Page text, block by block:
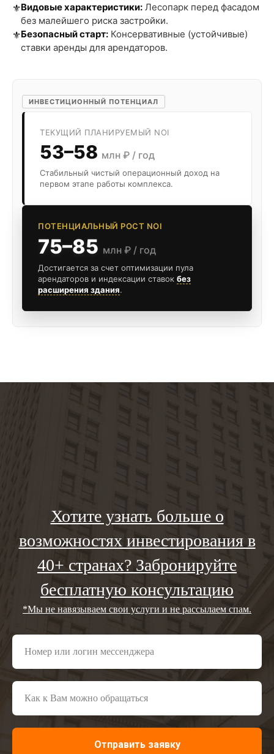
⚜️Видовые характеристики: Лесопарк перед фасадом
без малейшего риска застройки.
⚜️Безопасный старт: Консервативные (устойчивые)
ставки аренды для арендаторов.
ИНВЕСТИЦИОННЫЙ ПОТЕНЦИАЛ
ТЕКУЩИЙ ПЛАНИРУЕМЫЙ NOI
53–58 млн ₽ / год
Стабильный чистый операционный доход на
первом этапе работы комплекса.
ПОТЕНЦИАЛЬНЫЙ РОСТ NOI
75–85 млн ₽ / год
Достигается за счет оптимизации пула
арендаторов и индексации ставок без
расширения здания.
Хотите узнать больше о
возможностях инвестирования в
40+ странах? Забронируйте
бесплатную консультацию
*Мы не навязываем свои услуги и не рассылаем спам.
Отправить заявку